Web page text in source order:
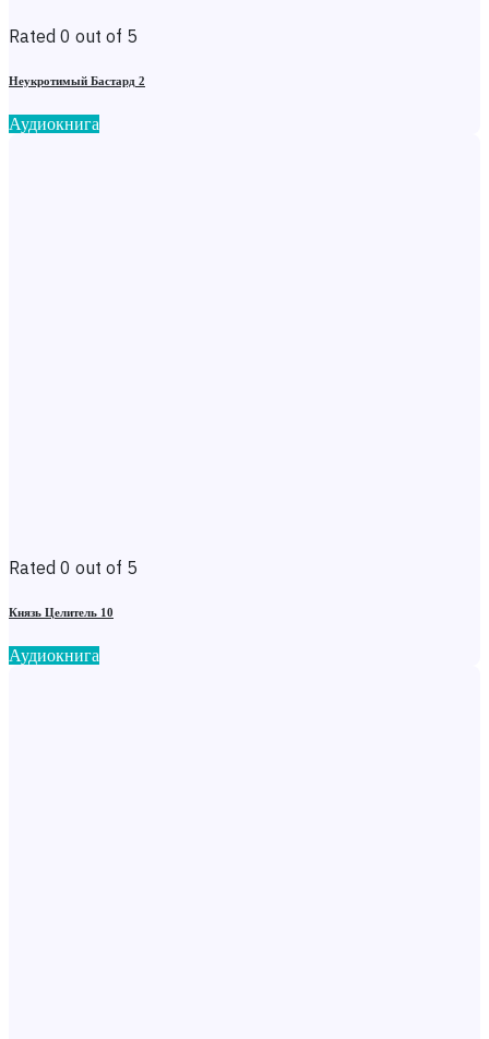
Rated 0 out of 5
Неукротимый Бастард 2
Аудиокнига
Rated 0 out of 5
Князь Целитель 10
Аудиокнига